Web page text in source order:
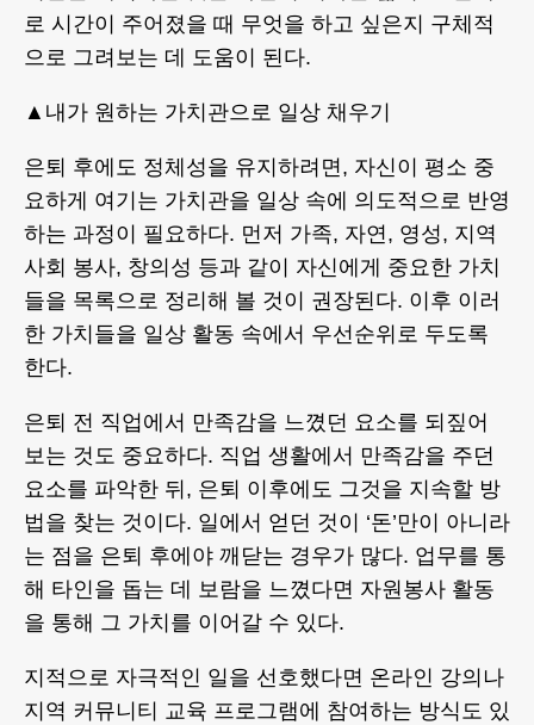
로 시간이 주어졌을 때 무엇을 하고 싶은지 구체적
으로 그려보는 데 도움이 된다.
▲내가 원하는 가치관으로 일상 채우기
은퇴 후에도 정체성을 유지하려면, 자신이 평소 중
요하게 여기는 가치관을 일상 속에 의도적으로 반영
하는 과정이 필요하다. 먼저 가족, 자연, 영성, 지역
사회 봉사, 창의성 등과 같이 자신에게 중요한 가치
들을 목록으로 정리해 볼 것이 권장된다. 이후 이러
한 가치들을 일상 활동 속에서 우선순위로 두도록
한다.
은퇴 전 직업에서 만족감을 느꼈던 요소를 되짚어
보는 것도 중요하다. 직업 생활에서 만족감을 주던
요소를 파악한 뒤, 은퇴 이후에도 그것을 지속할 방
법을 찾는 것이다. 일에서 얻던 것이 ‘돈’만이 아니라
는 점을 은퇴 후에야 깨닫는 경우가 많다. 업무를 통
해 타인을 돕는 데 보람을 느꼈다면 자원봉사 활동
을 통해 그 가치를 이어갈 수 있다.
지적으로 자극적인 일을 선호했다면 온라인 강의나
지역 커뮤니티 교육 프로그램에 참여하는 방식도 있